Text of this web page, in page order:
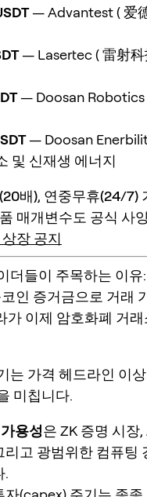
— Advantest ( 爱
— Lasertec ( 雷射科
— Doosan Robotics
— Doosan
및 신재생 에너지
배), 연중무휴(24/7)
매개변수도 공식 사
장 공지
더들이 주목하는 이유
인 증거금으로 거래
가 이제 암호화폐 거
는 가격 헤드라인 이
미칩니다.
용성은 ZK 증명 시장
리고 광범위한 컴퓨팅
.